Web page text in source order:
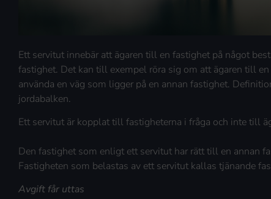
Ett servitut innebär att ägaren till en fastighet på något
fastighet. Det kan till exempel röra sig om att ägaren till
använda en väg som ligger på en annan fastighet.
jordabalken.
Ett servitut är kopplat till fastigheterna i fråga och inte till
Den fastighet som enligt ett servitut har rätt till en annan
Fastigheten som belastas av ett servitut kallas tjänande
Avgift får uttas